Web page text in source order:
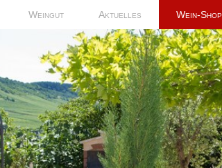
Weingut Aktuelles Wein-Shop